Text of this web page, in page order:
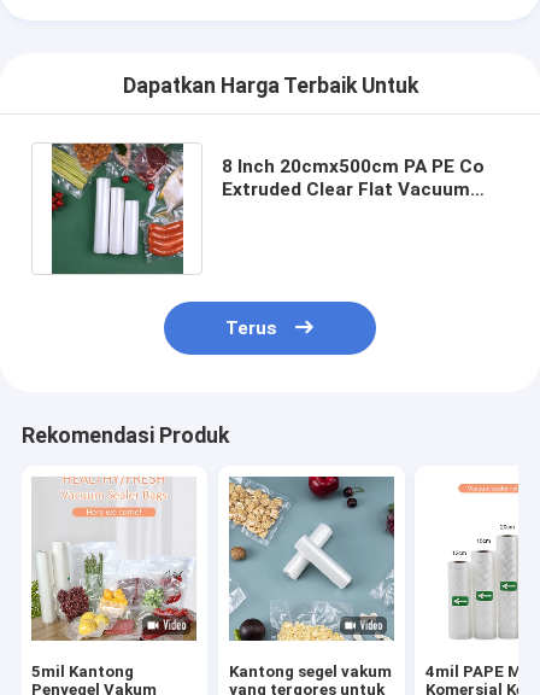
Dapatkan Harga Terbaik Untuk
8 Inch 20cmx500cm PA PE Co
Extruded Clear Flat Vacuum
Terus
Rekomendasi Produk
5mil Kantong
Penyegel Vakum
Kantong segel vakum
yang tergores untuk
4mil PAPE
Komersial